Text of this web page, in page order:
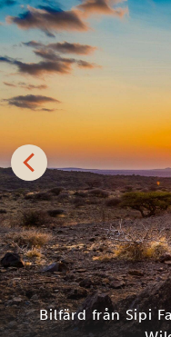
Efter att ha upplevt
Sipi Falls i Mount
mot det mer karga